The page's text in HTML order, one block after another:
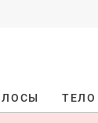
ТЕЛО